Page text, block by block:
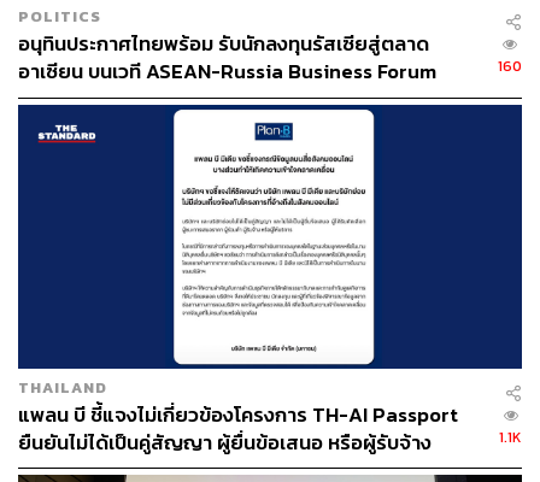
อ้างอิง:
https://www.bloomberg.com/professional/insights/ma
rkets/indices-2025-outlook-fixed-income/?utm_sourc
e=chatgpt.com
สามารถติดตาม THE STANDARD WEALTH
ผ่านแอปพลิเคชันต่างๆ ที่คุณสะดวกหรือใช้งานอยู่แล้วได้เลย
TAGS: นักลงทุน หุ้นกู้
บมจ.บี.กริม เพาเวอร์ (BGRIM)
POLITICS
อนุทินประกาศไทยพร้อม รับนักลงทุนรัสเซียสู่ตลาด
อาเซียน บนเวที ASEAN-Russia Business Forum
160
THAILAND
แพลน บี ชี้แจงไม่เกี่ยวข้องโครงการ TH-AI Passport
ยืนยันไม่ได้เป็นคู่สัญญา ผู้ยื่นข้อเสนอ หรือผู้รับจ้าง
1.1K